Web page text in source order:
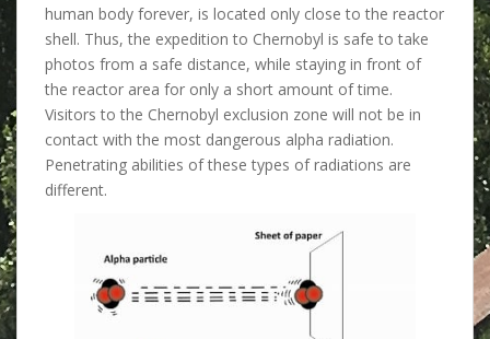
human body forever, is located only close to the reactor
shell. Thus, the expedition to Chernobyl is safe to take
photos from a safe distance, while staying in front of
the reactor area for only a short amount of time.
Visitors to the Chernobyl exclusion zone will not be in
contact with the most dangerous alpha radiation.
Penetrating abilities of these types of radiations are
different.